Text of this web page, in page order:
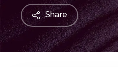
Share